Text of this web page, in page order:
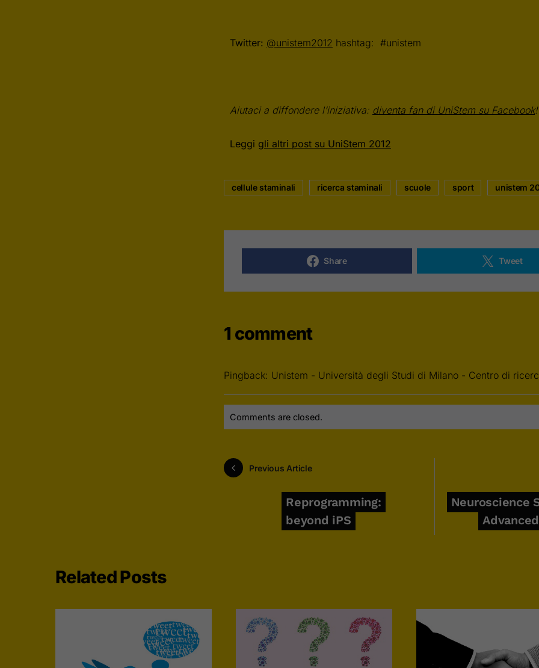
Twitter: @unistem2012 hashtag: #unistem
Aiutaci a diffondere l’iniziativa: diventa fan di UniStem su Facebook!
Leggi gli altri post su UniStem 2012
cellule staminali ricerca staminali scuole sport unistem
Share Tweet
1 comment
Pingback: Unistem - Università degli Studi di Milano - Centro di
Comments are closed.
Previous Article
Reprogramming:
beyond iPS
Neuroscience
Related Posts